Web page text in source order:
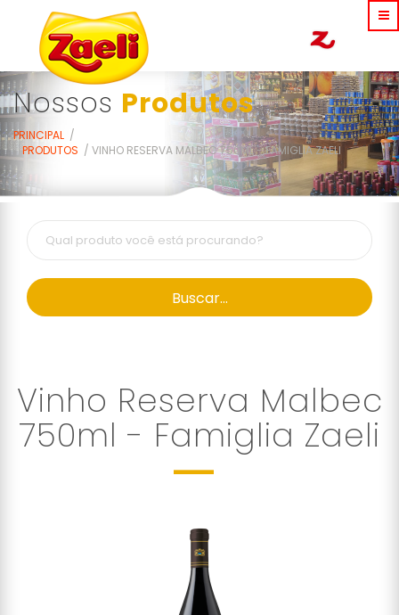
Nossos Produtos
PRINCIPAL
PRODUTOS
VINHO RESERVA MALBEC 750ML - FAMIGLIA ZAELI
Buscar...
Vinho Reserva Malbec
750ml - Famiglia Zaeli